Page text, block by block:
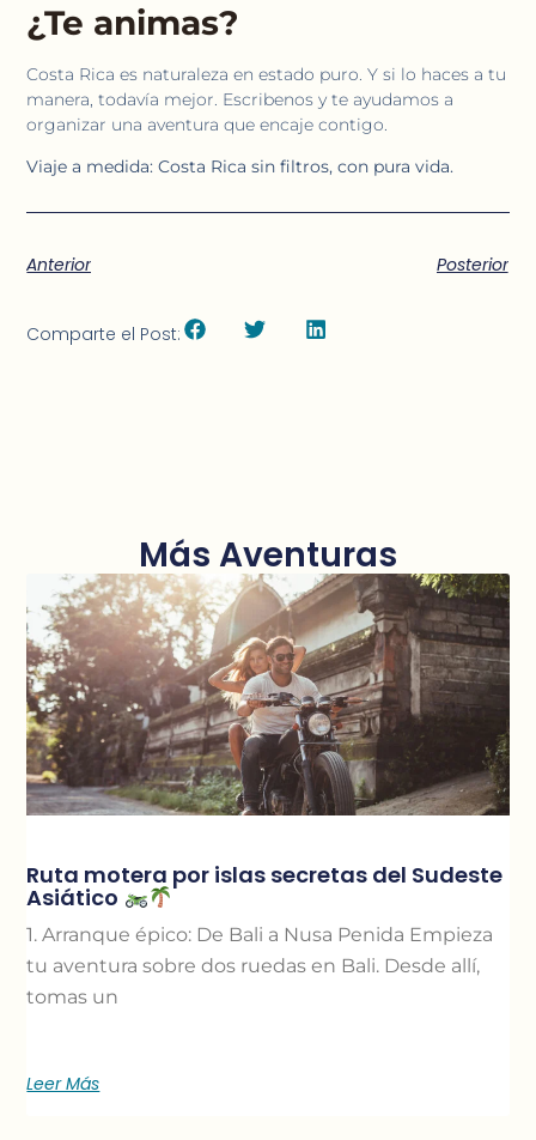
¿Te animas?
Costa Rica es naturaleza en estado puro. Y si lo haces a tu
manera, todavía mejor. Escribenos y te ayudamos a
organizar una aventura que encaje contigo.
Viaje a medida: Costa Rica sin filtros, con pura vida.
Anterior Posterior
Comparte el Post:
Más Aventuras
Ruta motera por islas secretas del Sudeste
Asiático
1. Arranque épico: De Bali a Nusa Penida Empieza
tu aventura sobre dos ruedas en Bali. Desde allí,
tomas un
Leer Más